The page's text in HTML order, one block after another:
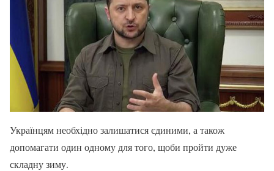
Українцям необхідно залишатися єдиними, а також
допомагати один одному для того, щоби пройти дуже
складну зиму.